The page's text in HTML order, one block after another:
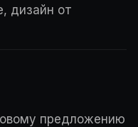
дизайн от
предложению